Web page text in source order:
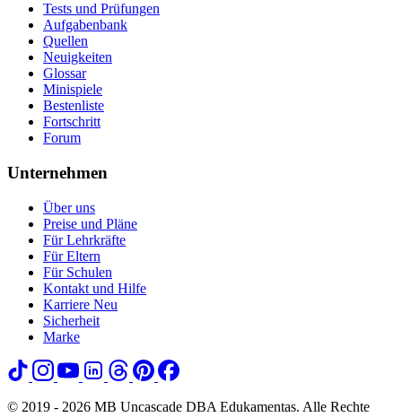
Tests und Prüfungen
Aufgabenbank
Quellen
Neuigkeiten
Glossar
Minispiele
Bestenliste
Fortschritt
Forum
Unternehmen
Über uns
Preise und Pläne
Für Lehrkräfte
Für Eltern
Für Schulen
Kontakt und Hilfe
Karriere Neu
Sicherheit
Marke
© 2019 - 2026 MB Uncascade DBA Edukamentas. Alle Rechte